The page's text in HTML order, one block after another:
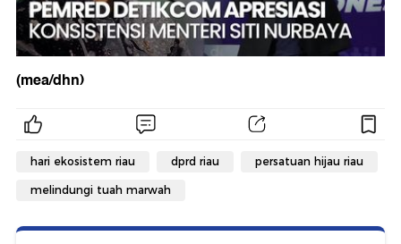
(mea/dhn)
hari ekosistem riau dprd riau persatuan hijau riau
melindungi tuah marwah